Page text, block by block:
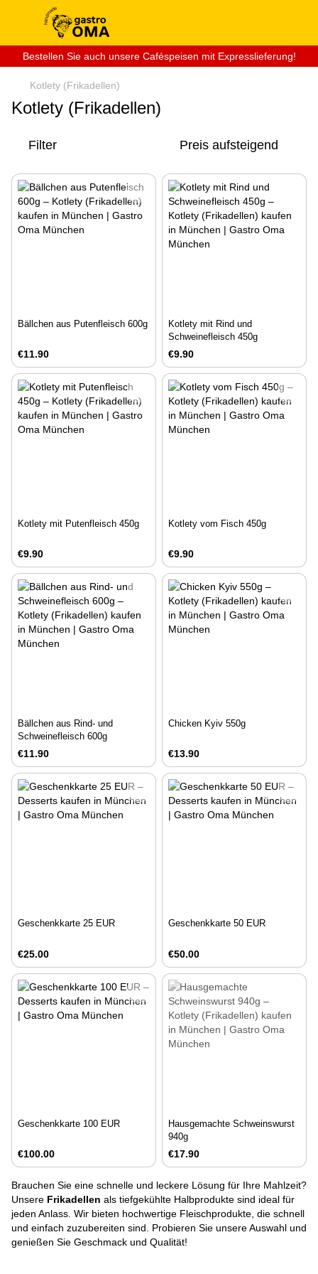
Bestellen Sie auch unsere Caféspeisen mit Expresslieferung!
Kotlety (Frikadellen)
Kotlety (Frikadellen)
Filter Preis aufsteigend
Bällchen aus Putenfleisch 600g
€11.90
Kotlety mit Rind und
Schweinefleisch 450g
€9.90
Kotlety mit Putenfleisch 450g
€9.90
Kotlety vom Fisch 450g
€9.90
Bällchen aus Rind- und
Schweinefleisch 600g
€11.90
Chicken Kyiv 550g
€13.90
Geschenkkarte 25 EUR
€25.00
Geschenkkarte 50 EUR
€50.00
Geschenkkarte 100 EUR
€100.00
Hausgemachte Schweinswurst
940g
€17.90
Brauchen Sie eine schnelle und leckere Lösung für Ihre Mahlzeit?
Unsere Frikadellen als tiefgekühlte Halbprodukte sind ideal für
jeden Anlass. Wir bieten hochwertige Fleischprodukte, die schnell
und einfach zuzubereiten sind. Probieren Sie unsere Auswahl und
genießen Sie Geschmack und Qualität!